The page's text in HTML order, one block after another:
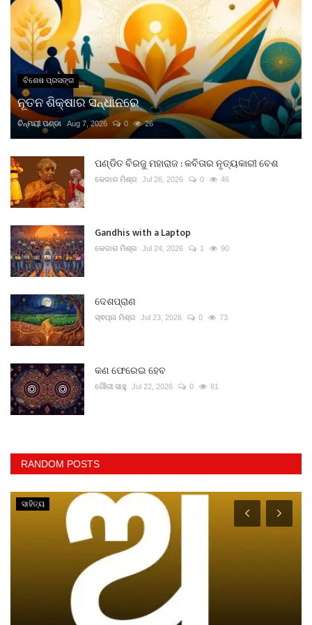
ବିଶେଷ ପ୍ରସଙ୍ଗ
ନୂତନ ଶିକ୍ଷାର ସନ୍ଧାନରେ
ଚିନ୍ମୟୀ ପଣ୍ଡା Aug 7, 2026 0 26
ପଣ୍ଡିତ ବିରଜୁ ମହାରାଜ : କବିତାର ନୃତ୍ୟକାରୀ ବେଶ
କେଦାର ମିଶ୍ର Jul 26, 2026 0 46
Gandhis with a Laptop
କେଦାର ମିଶ୍ର Jul 24, 2026 1 90
ଦେଶପ୍ରାଣ
ସ୍ଵପ୍ନା ମିଶ୍ର Jul 23, 2026 0 73
କଣ ଫେରେଇ ହେବ
ଗୌରୀ ସାହୁ Jul 22, 2026 0 81
RANDOM POSTS
ସାହିତ୍ୟ